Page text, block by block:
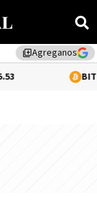
library_addAgreganos
BITCOIN-